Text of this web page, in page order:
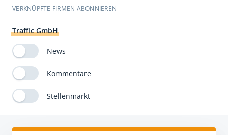
VERKNÜPFTE FIRMEN ABONNIEREN
Traffic GmbH
News
Kommentare
Stellenmarkt